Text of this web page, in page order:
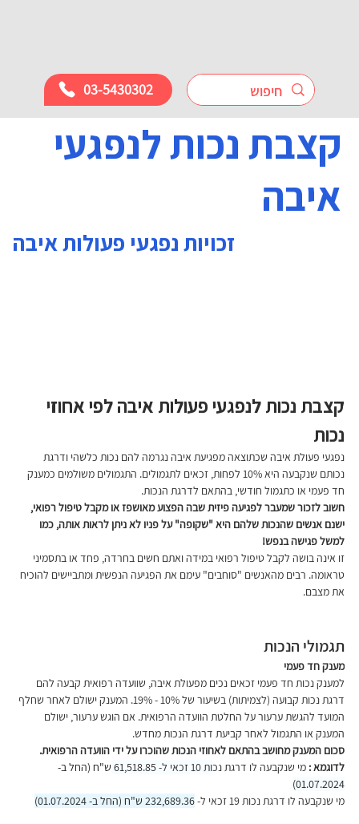
03-5430302
קצבת נכות לנפגעי
איבה
זכויות נפגעי פעולות איבה
קצבת נכות לנפגעי פעולות איבה לפי אחוזי
נכות
נפגעי פעולת איבה שכתוצאה מפגיעת איבה נגרמה להם נכות כלשהי ודרגת
נכותם שנקבעה היא 10% לפחות, זכאים לתגמולים. התגמולים משולמים כמענק
חד פעמי או כתגמול חודשי, בהתאם לדרגת הנכות.
חשוב לזכור שמעבר לפגיעה פיזית שבה הפצוע מאושפז או מקבל טיפול רפואי,
ישנם אנשים שהנכות שלהם היא "שקופה" על פניו לא ניתן לראות אותה, כמו
למשל פגישה בנפש!
זו אינה בושה לקבל טיפול רפואי במידה ואתם חשים בחרדה, פחד או בתסמיני
טראומה. רבים מהאנשים "סוחבים" עימם את הפגיעה הנפשית ומתביישים להוכיח
את מצבם.
תגמולי הנכות
מענק חד פעמי
למענק נכות חד פעמי זכאים נכים מפעולת איבה, שוועדה רפואית קבעה להם
דרגת נכות קבועה (לצמיתות) בשיעור של 10% - 19%. המענק ישולם לאחר שחלף
המועד להגשת ערעור על החלטת הוועדה הרפואית. אם הוגש ערעור, ישולם
המענק או התגמול לאחר קביעת דרגת הנכות מחדש.
סכום המענק מחושב בהתאם לאחוזי הנכות שהוכרו על ידי הוועדה הרפואית.
לדוגמא : מי שנקבעה לו דרגת נכות 10 זכאי ל-
61,518.85 ש"ח (החל ב-
01.07.2024)​
מי שנקבעה לו דרגת נכות 19 זכאי ל-
232,689.36 ש"ח (החל ב- 01.07.2024)​